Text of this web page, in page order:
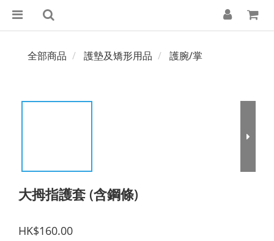
全部商品 護墊及矯形用品 護腕/掌
大拇指護套 (含鋼條)
HK$160.00